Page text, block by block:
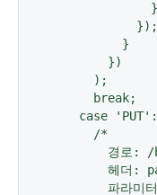
              }
            });
          }
        })
      );
      break;
    case 'PUT':
      /*
경로:
헤더:
파라미